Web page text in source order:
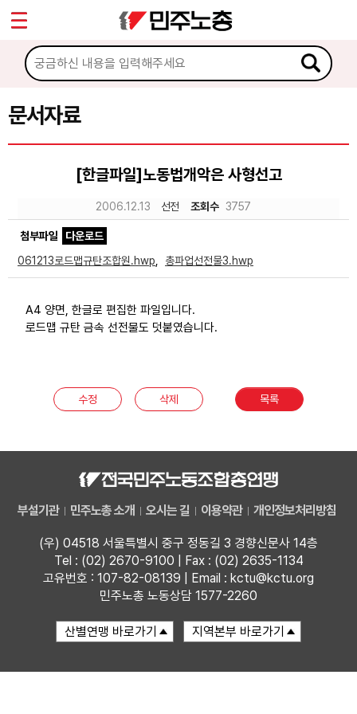
문서자료
[한글파일]노동법개악은 사형선고
2006.12.13 선전 조회수 3757
첨부파일
다운로드
061213로드맵규탄조합원.hwp
총파업선전물3.hwp
A4 양면, 한글로 편집한 파일입니다.
로드맵 규탄 금속 선전물도 덧붙였습니다.
수정 삭제 목록
부설기관 민주노총 소개 오시는 길 이용약관 개인정보처리방침
(우) 04518 서울특별시 중구 정동길 3 경향신문사 14층
Tel : (02) 2670-9100 | Fax : (02) 2635-1134
고유번호 : 107-82-08139 | Email : kctu@kctu.org
민주노총 노동상담 1577-2260
마이페이지
소개
소식
문서자료
미디어자료
카드뉴스
Sketchbook5, 스케치북5
Sketchbook5, 스케치북5